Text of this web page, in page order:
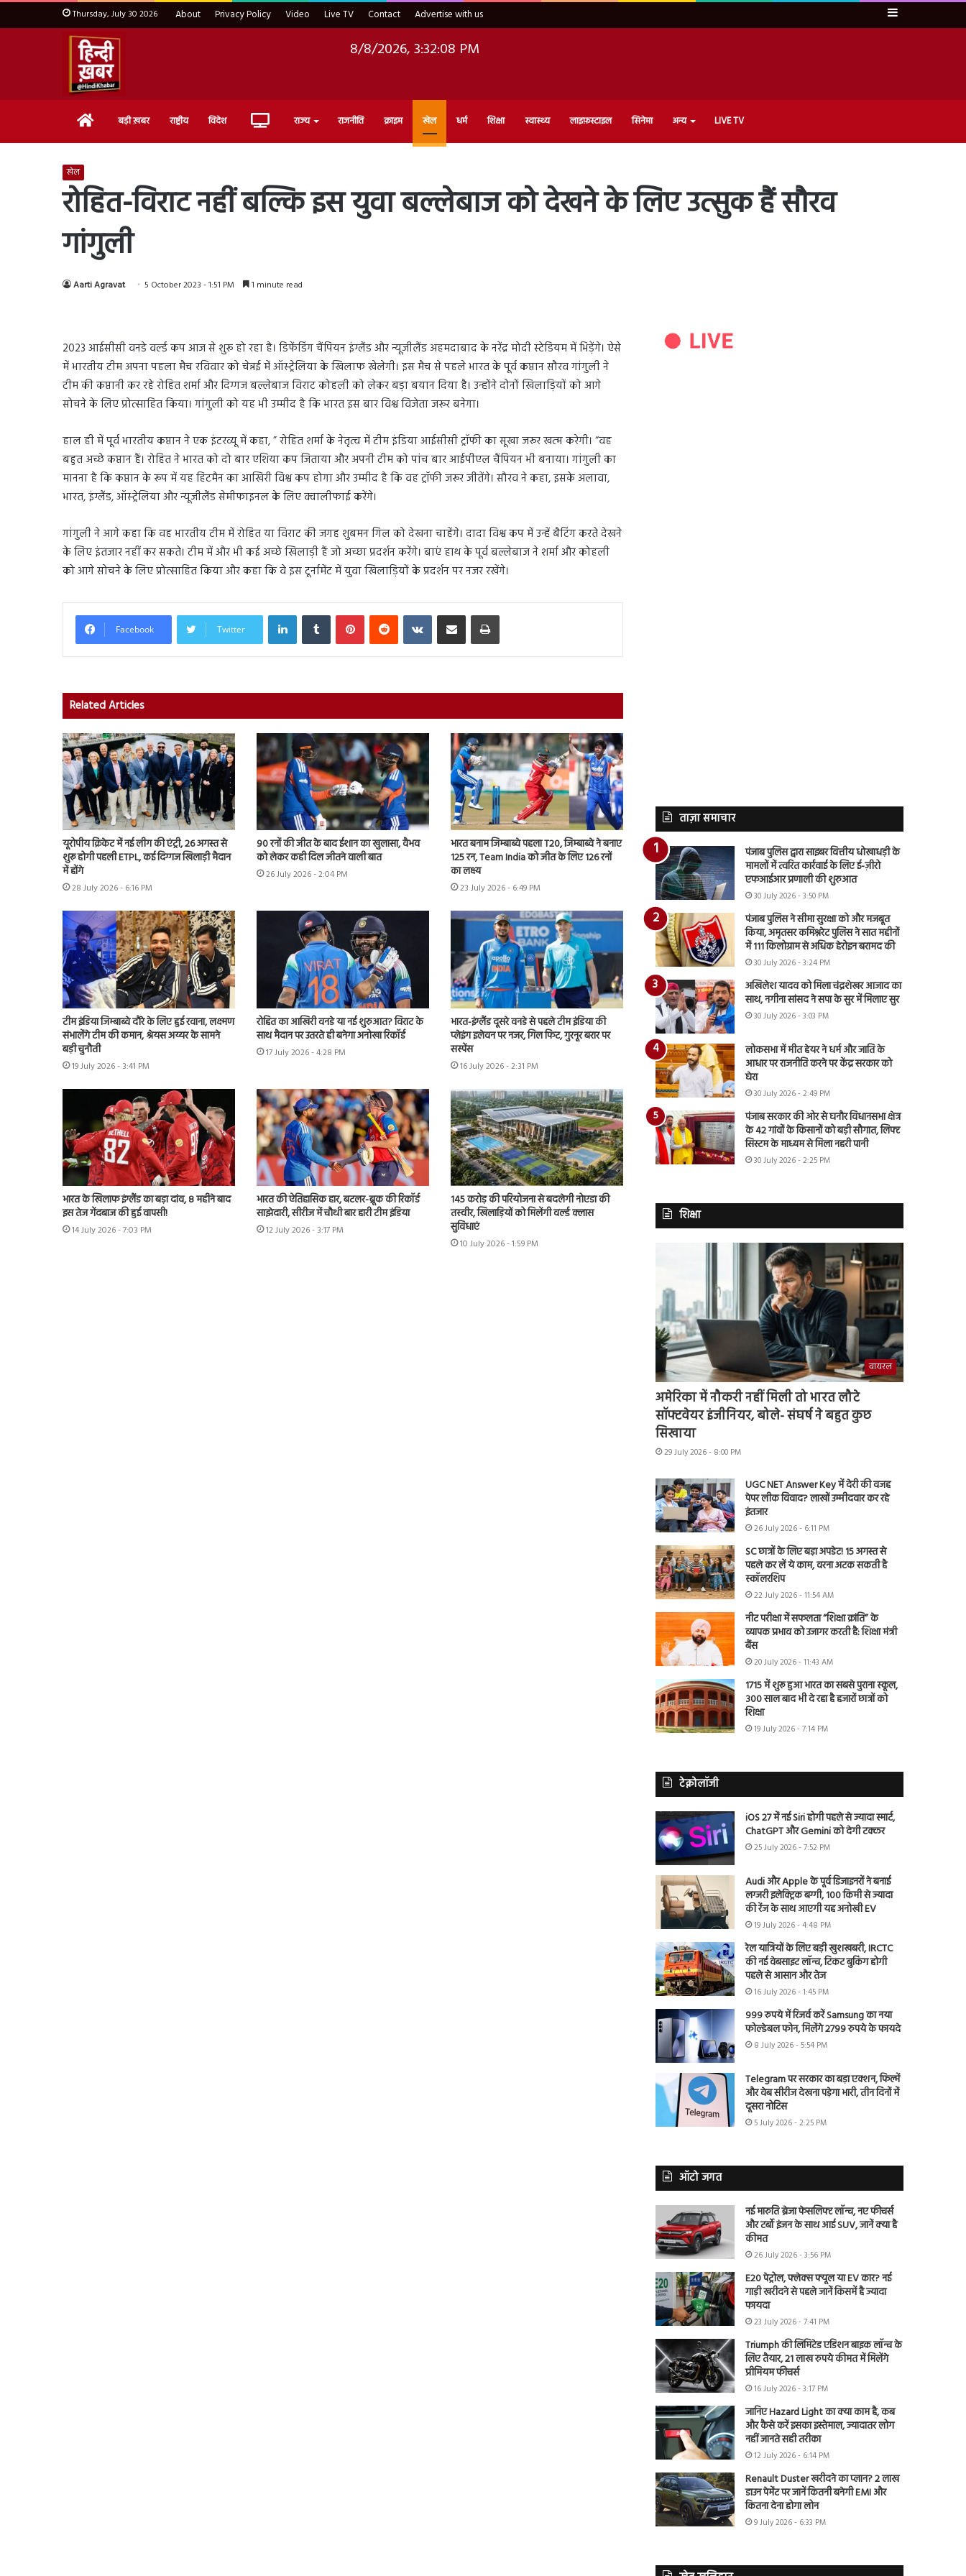
Thursday, July 30 2026 About Privacy Policy Video Live TV Contact Advertise with us Sidebar
8/8/2026, 3:32:10 PM
Home बड़ी ख़बर राष्ट्रीय विदेश Live राज्य राजनीति क्राइम खेल धर्म शिक्षा स्वास्थ्य लाइफ़स्टाइल सिनेमा अन्य LIVE TV
खेल
रोहित-विराट नहीं बल्कि इस युवा बल्लेबाज को देखने के लिए उत्सुक हैं सौरव
गांगुली
Aarti Agravat 5 October 2023 - 1:51 PM 1 minute read
2023 आईसीसी वनडे वर्ल्ड कप आज से शुरू हो रहा है। डिफेंडिंग चैंपियन इंग्लैंड और न्यूजीलैंड अहमदाबाद के नरेंद्र मोदी स्टेडियम में भिड़ेंगे। ऐसे
में भारतीय टीम अपना पहला मैच रविवार को चेन्नई में ऑस्ट्रेलिया के खिलाफ खेलेगी। इस मैच से पहले भारत के पूर्व कप्तान सौरव गांगुली ने
टीम की कप्तानी कर रहे रोहित शर्मा और दिग्गज बल्लेबाज विराट कोहली को लेकर बड़ा बयान दिया है। उन्होंने दोनों खिलाड़ियों को आगे
सोचने के लिए प्रोत्साहित किया। गांगुली को यह भी उम्मीद है कि भारत इस बार विश्व विजेता जरूर बनेगा।
हाल ही में पूर्व भारतीय कप्तान ने एक इंटरव्यू में कहा, ” रोहित शर्मा के नेतृत्व में टीम इंडिया आईसीसी ट्रॉफी का सूखा जरूर खत्म करेगी। “वह
बहुत अच्छे कप्तान हैं। रोहित ने भारत को दो बार एशिया कप जिताया और अपनी टीम को पांच बार आईपीएल चैंपियन भी बनाया। गांगुली का
मानना ​​है कि कप्तान के रूप में यह हिटमैन का आखिरी विश्व कप होगा और उम्मीद है कि वह ट्रॉफी जरूर जीतेंगे। सौरव ने कहा, इसके अलावा,
भारत, इंग्लैंड, ऑस्ट्रेलिया और न्यूजीलैंड सेमीफाइनल के लिए क्वालीफाई करेंगे।
गांगुली ने आगे कहा कि वह भारतीय टीम में रोहित या विराट की जगह शुबमन गिल को देखना चाहेंगे। दादा विश्व कप में उन्हें बैटिंग करते देखने
के लिए इंतजार नहीं कर सकते। टीम में और भी कई अच्छे खिलाड़ी हैं जो अच्छा प्रदर्शन करेंगे। बाएं हाथ के पूर्व बल्लेबाज ने शर्मा और कोहली
को आगे सोचने के लिए प्रोत्साहित किया और कहा कि वे इस टूर्नामेंट में युवा खिलाड़ियों के प्रदर्शन पर नजर रखेंगे।
Facebook Twitter
LinkedInTumblr PinterestReddit VKontakteShare via Email Print
Related Articles
यूरोपीय क्रिकेट में नई लीग की एंट्री, 26 अगस्त से
शुरू होगी पहली ETPL, कई दिग्गज खिलाड़ी मैदान
में होंगे
28 July 2026 - 6:16 PM
90 रनों की जीत के बाद ईशान का खुलासा, वैभव
को लेकर कही दिल जीतने वाली बात
26 July 2026 - 2:04 PM
भारत बनाम जिम्बाब्वे पहला T20, जिम्बाब्वे ने बनाए
125 रन, Team India को जीत के लिए 126 रनों
का लक्ष्य
23 July 2026 - 6:49 PM
टीम इंडिया जिम्बाब्वे दौरे के लिए हुई रवाना, लक्ष्मण
संभालेंगे टीम की कमान, श्रेयस अय्यर के सामने
बड़ी चुनौती
19 July 2026 - 3:41 PM
रोहित का आखिरी वनडे या नई शुरुआत? विराट के
साथ मैदान पर उतरते ही बनेगा अनोखा रिकॉर्ड
17 July 2026 - 4:28 PM
भारत-इंग्लैंड दूसरे वनडे से पहले टीम इंडिया की
प्लेइंग इलेवन पर नजर, गिल फिट, गुरनूर बरार पर
सस्पेंस
16 July 2026 - 2:31 PM
भारत के खिलाफ इंग्लैंड का बड़ा दांव, 8 महीने बाद
इस तेज गेंदबाज की हुई वापसी!
14 July 2026 - 7:03 PM
भारत की ऐतिहासिक हार, बटलर-ब्रूक की रिकॉर्ड
साझेदारी, सीरीज में चौथी बार हारी टीम इंडिया
12 July 2026 - 3:17 PM
145 करोड़ की परियोजना से बदलेगी नोएडा की
तस्वीर, खिलाड़ियों को मिलेंगी वर्ल्ड क्लास
सुविधाएं
10 July 2026 - 1:59 PM
ताज़ा समाचार
पंजाब पुलिस द्वारा साइबर वित्तीय धोखाधड़ी के
मामलों में त्वरित कार्रवाई के लिए ई-ज़ीरो
एफआईआर प्रणाली की शुरुआत
30 July 2026 - 3:50 PM
पंजाब पुलिस ने सीमा सुरक्षा को और मजबूत
किया, अमृतसर कमिश्नरेट पुलिस ने सात महीनों
में 111 किलोग्राम से अधिक हेरोइन बरामद की
30 July 2026 - 3:24 PM
अखिलेश यादव को मिला चंद्रशेखर आजाद का
साथ, नगीना सांसद ने सपा के सुर में मिलाए सुर
30 July 2026 - 3:03 PM
लोकसभा में मीत हेयर ने धर्म और जाति के
आधार पर राजनीति करने पर केंद्र सरकार को
घेरा
30 July 2026 - 2:49 PM
पंजाब सरकार की ओर से घनौर विधानसभा क्षेत्र
के 42 गांवों के किसानों को बड़ी सौगात, लिफ्ट
सिस्टम के माध्यम से मिला नहरी पानी
30 July 2026 - 2:25 PM
शिक्षा
वायरल
अमेरिका में नौकरी नहीं मिली तो भारत लौटे
सॉफ्टवेयर इंजीनियर, बोले- संघर्ष ने बहुत कुछ
सिखाया
29 July 2026 - 8:00 PM
UGC NET Answer Key में देरी की वजह
पेपर लीक विवाद? लाखों उम्मीदवार कर रहे
इंतजार
26 July 2026 - 6:11 PM
SC छात्रों के लिए बड़ा अपडेट! 15 अगस्त से
पहले कर लें ये काम, वरना अटक सकती है
स्कॉलरशिप
22 July 2026 - 11:54 AM
नीट परीक्षा में सफलता “शिक्षा क्रांति” के
व्यापक प्रभाव को उजागर करती है: शिक्षा मंत्री
बैंस
20 July 2026 - 11:43 AM
1715 में शुरू हुआ भारत का सबसे पुराना स्कूल,
300 साल बाद भी दे रहा है हजारों छात्रों को
शिक्षा
19 July 2026 - 7:14 PM
टेक्नोलॉजी
iOS 27 में नई Siri होगी पहले से ज्यादा स्मार्ट,
ChatGPT और Gemini को देगी टक्कर
25 July 2026 - 7:52 PM
Audi और Apple के पूर्व डिजाइनरों ने बनाई
लग्जरी इलेक्ट्रिक बग्गी, 100 किमी से ज्यादा
की रेंज के साथ आएगी यह अनोखी EV
19 July 2026 - 4:48 PM
रेल यात्रियों के लिए बड़ी खुशखबरी, IRCTC
की नई वेबसाइट लॉन्च, टिकट बुकिंग होगी
पहले से आसान और तेज
16 July 2026 - 1:45 PM
999 रुपये में रिजर्व करें Samsung का नया
फोल्डेबल फोन, मिलेंगे 2799 रुपये के फायदे
8 July 2026 - 5:54 PM
Telegram पर सरकार का बड़ा एक्शन, फिल्में
और वेब सीरीज देखना पड़ेगा भारी, तीन दिनों में
दूसरा नोटिस
5 July 2026 - 2:25 PM
ऑटो जगत
नई मारुति ब्रेजा फेसलिफ्ट लॉन्च, नए फीचर्स
और टर्बो इंजन के साथ आई SUV, जानें क्या है
कीमत
26 July 2026 - 3:56 PM
E20 पेट्रोल, फ्लेक्स फ्यूल या EV कार? नई
गाड़ी खरीदने से पहले जानें किसमें है ज्यादा
फायदा
23 July 2026 - 7:41 PM
Triumph की लिमिटेड एडिशन बाइक लॉन्च के
लिए तैयार, 21 लाख रुपये कीमत में मिलेंगे
प्रीमियम फीचर्स
16 July 2026 - 3:17 PM
जानिए Hazard Light का क्या काम है, कब
और कैसे करें इसका इस्तेमाल, ज्यादातर लोग
नहीं जानते सही तरीका
12 July 2026 - 6:14 PM
Renault Duster खरीदने का प्लान? 2 लाख
डाउन पेमेंट पर जानें कितनी बनेगी EMI और
कितना देना होगा लोन
9 July 2026 - 6:33 PM